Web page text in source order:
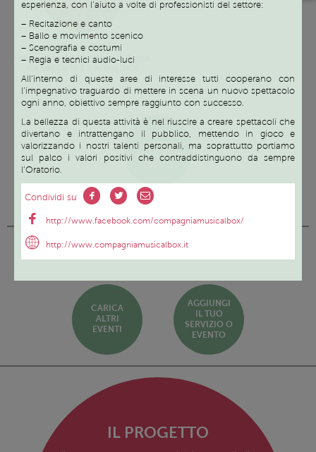
esperienza, con l’aiuto a volte di professionisti del settore:
– Recitazione e canto
– Ballo e movimento scenico
– Scenografia e costumi
– Regia e tecnici audio-luci
All’interno di queste aree di interesse tutti cooperano con
l’impegnativo traguardo di mettere in scena un nuovo spettacolo
ogni anno, obiettivo sempre raggiunto con successo.
La bellezza di questa attività è nel riuscire a creare spettacoli che
divertano e intrattengano il pubblico, mettendo in gioco e
valorizzando i nostri talenti personali, ma soprattutto portiamo
sul palco i valori positivi che contraddistinguono da sempre
l’Oratorio.
Condividi su
http://www.facebook.com/compagniamusicalbox/
http://www.compagniamusicalbox.it
Su appuntamento
Pianterreno del Municipio di Arona,
Via San Carlo 2 – Arona (NO)
SCOPRI
TUTTI I
SERVIZI ED
Prossimi eventi
CARICA
ALTRI
EVENTI
AGGIUNGI
IL TUO
SERVIZIO O
EVENTO
IL PROGETTO